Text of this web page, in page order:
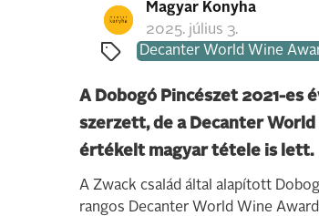
Magyar Konyha
2025. július 3.
Decanter World Wine
A Dobogó Pincészet 2021-
szerzett, de a Decanter
értékelt magyar tétele is lett.
A Zwack család által alapított
rangos Decanter World Wine